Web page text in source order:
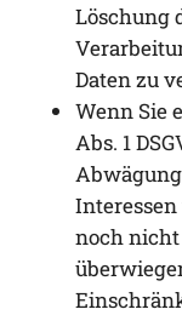
Löschung
Daten zu
Wenn Sie
Abs. 1
noch nicht